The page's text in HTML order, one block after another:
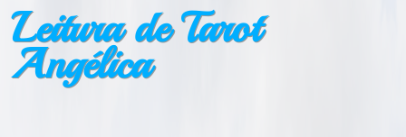
Leitura de Tarot
Angélica